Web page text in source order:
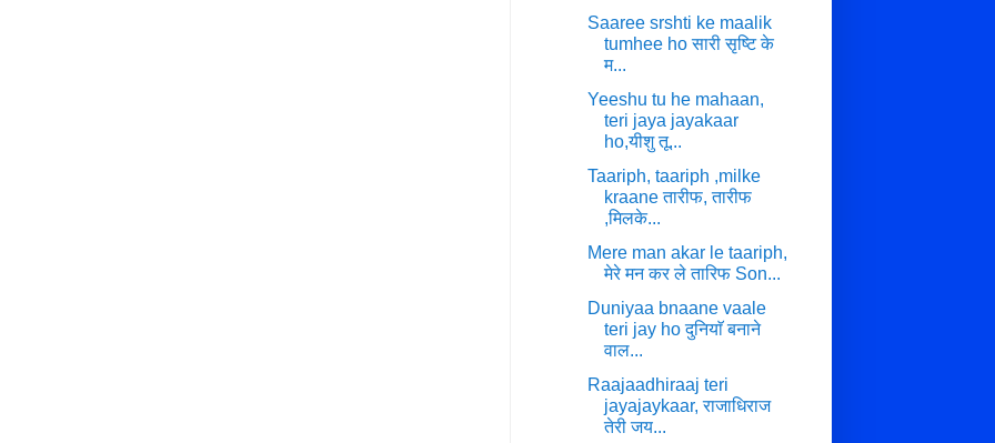
Saaree srshti ke maalik
tumhee ho सारी सृष्टि के
म...
Yeeshu tu he mahaan,
teri jaya jayakaar
ho,यीशु तू...
Taariph, taariph ,milke
kraane तारीफ, तारीफ
,मिलके...
Mere man akar le taariph,
मेरे मन कर ले तारिफ Son...
Duniyaa bnaane vaale
teri jay ho दुनियाॅ बनाने
वाल...
Raajaadhiraaj teri
jayajaykaar, राजाधिराज
तेरी जय...